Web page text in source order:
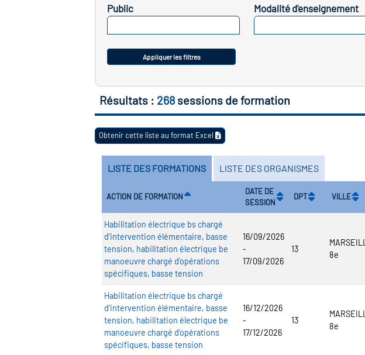
Public Modalité d'enseignement
Appliquer les filtres
Résultats : 268 sessions de formation
Obtenir cette liste au format Excel
LISTE DES FORMATIONS LISTE DES ORGANISMES
ACTION DE FORMATION
DATE DE
SESSION
DPT VILLE
Habilitation électrique bs chargé
d'intervention élémentaire, basse
tension, habilitation électrique be
manoeuvre chargé d'opérations
spécifiques, basse tension
16/09/2026
-
17/09/2026
13
8e
Habilitation électrique bs chargé
d'intervention élémentaire, basse
tension, habilitation électrique be
manoeuvre chargé d'opérations
spécifiques, basse tension
16/12/2026
-
17/12/2026
13
8e